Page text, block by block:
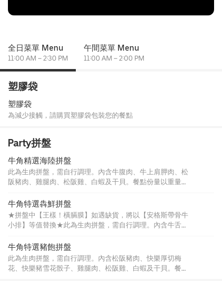
全日菜單 Menu
11:00 AM – 2:30 PM
午間菜單 Menu
11:00 AM – 2:00 PM
塑膠袋
塑膠袋
為減少接觸，請購買塑膠袋包裝您的餐點
Party拼盤
牛角精選海陸拼盤
此為生肉拼盤，需自行調理。內含牛腹肉、牛上肩胛肉、松
阪豬肉、雞腿肉、松阪雞、白蝦及干貝。餐點份量以重量為
芝麻、蔥，如不食用請提前告知。
牛角特選犇鮮拼盤
★拼盤中【王樣！橫膈膜】如遇缺貨，將以【安格斯帶骨牛
小排】等值替換★此為生肉拼盤，需自行調理。內含牛舌、
貝。餐點份量以重量為主，肉片片數會因重量而有所改變。
部分餐點含有麻油、白芝麻、蔥，如不食用請提前告知。
牛角特選豬飽拼盤
此為生肉拼盤，需自行調理。內含松阪豬肉、快樂厚切梅
花、快樂豬雪花骰子、雞腿肉、松阪雞、白蝦及干貝。餐點